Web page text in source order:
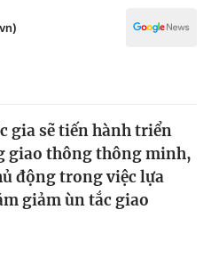
gia sẽ tiến hành triển
giao thông thông minh,
động trong việc lựa
giảm ùn tắc giao